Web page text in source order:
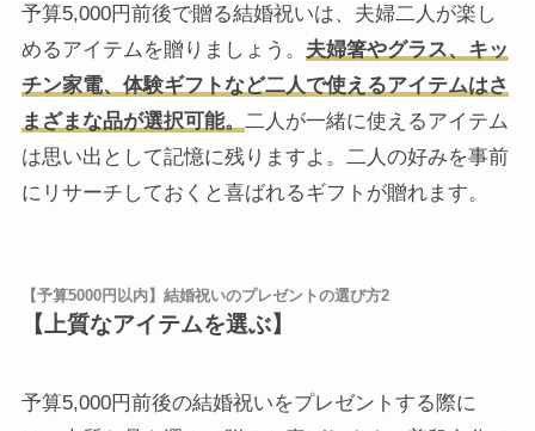
予算5,000円前後で贈る結婚祝いは、夫婦二人が楽し
めるアイテムを贈りましょう。 夫婦箸やグラス、キッ
チン家電、体験ギフトなど二人で使えるアイテムはさ
まざまな品が選択可能。 二人が一緒に使えるアイテム
は思い出として記憶に残りますよ。二人の好みを事前
にリサーチしておくと喜ばれるギフトが贈れます。
【予算5000円以内】結婚祝いのプレゼントの選び方2
【上質なアイテムを選ぶ】
予算5,000円前後の結婚祝いをプレゼントする際に